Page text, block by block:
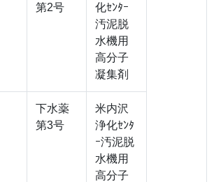
第2号
化ｾﾝﾀｰ
汚泥脱
水機用
高分子
凝集剤
下水薬
第3号
米内沢
浄化ｾﾝﾀ
ｰ汚泥脱
水機用
高分子